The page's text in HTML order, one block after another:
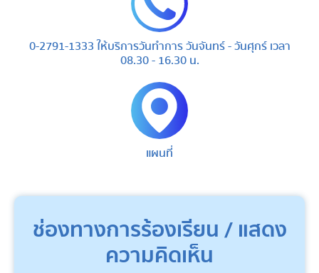
0-2791-1333 ให้บริการวันทำการ วันจันทร์ - วันศุกร์ เวลา
08.30 - 16.30 น.
แผนที่
ช่องทางการร้องเรียน / แสดง
ความคิดเห็น